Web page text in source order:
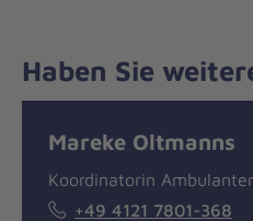
Haben Sie
Mareke Oltmanns
Koordinatorin
+49 4121 7801-368